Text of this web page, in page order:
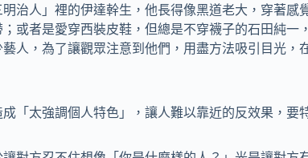
治人」裡的伊達幹生，他長得像黑道老大，穿著感
或者是愛穿西裝皮鞋，但總是不穿襪子的石田純一
人，為了讓觀眾注意到他們，用盡方法吸引目光，
「太強調個人特色」，讓人難以靠近的反效果，要